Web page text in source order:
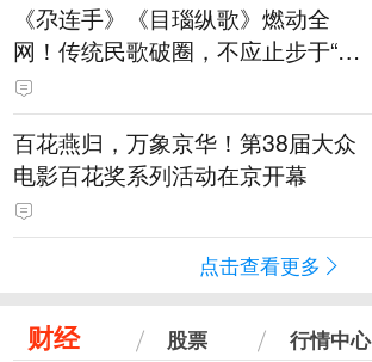
《尕连手》《目瑙纵歌》燃动全
网！传统民歌破圈，不应止步于“上
头”
百花燕归，万象京华！第38届大众
电影百花奖系列活动在京开幕
点击查看更多
财经 股票 行情中心